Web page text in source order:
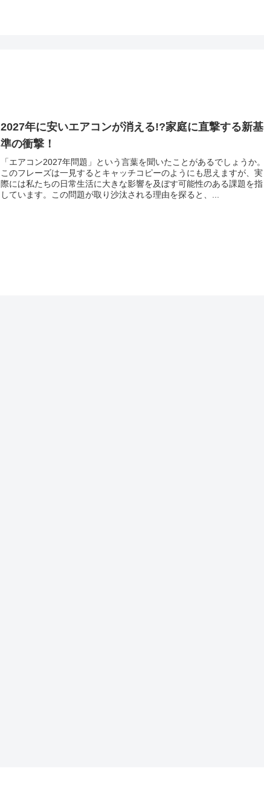
2027年に安いエアコンが消える!?家庭に直撃する新基
準の衝撃！
「エアコン2027年問題」という言葉を聞いたことがあるでしょうか。
このフレーズは一見するとキャッチコピーのようにも思えますが、実
際には私たちの日常生活に大きな影響を及ぼす可能性のある課題を指
しています。この問題が取り沙汰される理由を探ると、...